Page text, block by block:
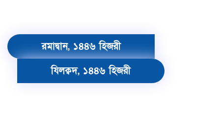
রমাদ্বান, ১৪৪৬ হিজরী
যিলক্বদ, ১৪৪৬ হিজরী